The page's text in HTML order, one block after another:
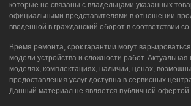
которые не связаны с владельцами указанных
официальными представителями в отношении
введенной в гражданский оборот в соответствии
Время ремонта, срок гарантии могут
модели устройства и сложности работ.
моделях, комплектациях, наличии, ценах,
предоставления услуг доступна в сервисных
Данный материал не является публичной офертой.